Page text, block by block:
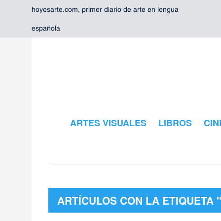
hoyesarte.com, primer diario de arte en lengua
española
ARTES VISUALES LIBROS
ARTÍCULOS CON LA